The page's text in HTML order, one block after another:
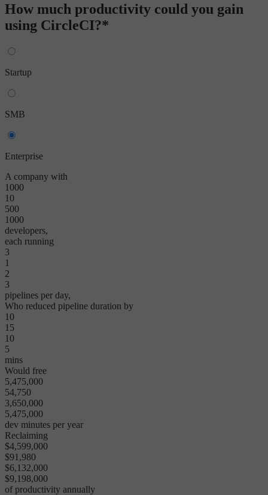
How much productivity could you gain
using CircleCI?*
Startup
SMB
Enterprise
A company with
1000
10
500
1000
developers,
each running
3
1
2
3
pipelines per day,
Who reduced pipeline duration by
10
15
10
5
mins
Would free
5,475,000
54,750
3,650,000
5,475,000
dev minutes per year
Reclaiming
$4,599,000
$91,980
$6,132,000
$9,198,000
of productivity annually